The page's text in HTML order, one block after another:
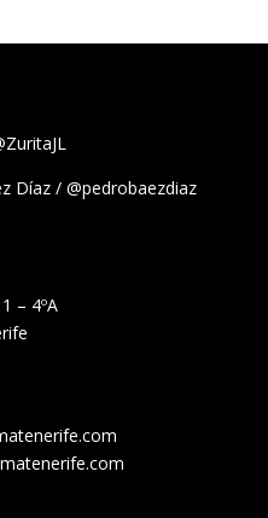
Díaz / @pedrobaezdiaz
– 4ºA